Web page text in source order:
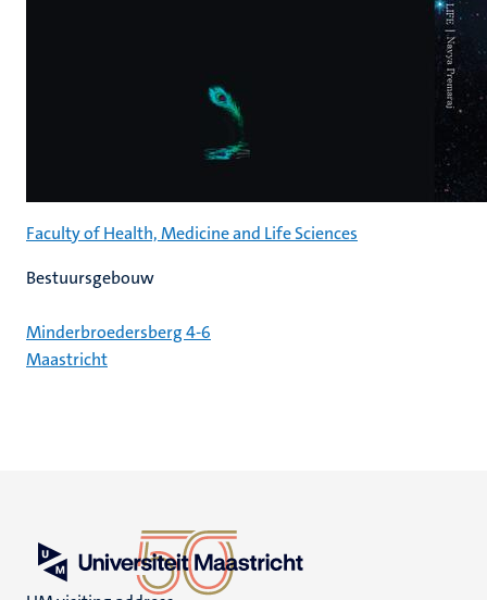
Faculty of Health, Medicine and Life Sciences
Bestuursgebouw
Minderbroedersberg 4-6
Maastricht